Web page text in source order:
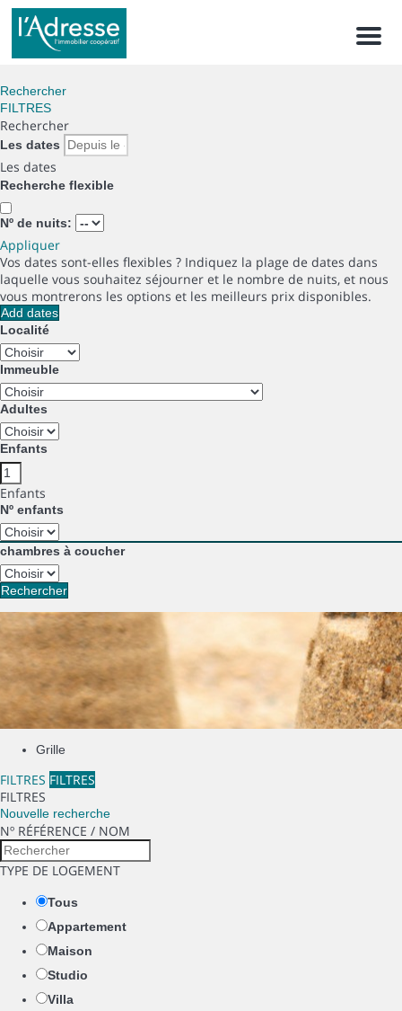
Menu
Rechercher
FILTRES
Rechercher
Les dates
Les dates
Recherche flexible
Nº de nuits:
Appliquer
Vos dates sont-elles flexibles ? Indiquez la plage de dates dans
laquelle vous souhaitez séjourner et le nombre de nuits, et nous
vous montrerons les options et les meilleurs prix disponibles.
Add dates
Localité
Immeuble
Adultes
Enfants
Enfants
Nº enfants
chambres à coucher
Rechercher
Grille
FILTRES FILTRES
FILTRES
Nouvelle recherche
Nº RÉFÉRENCE / NOM
TYPE DE LOGEMENT
Tous
Appartement
Maison
Studio
Villa